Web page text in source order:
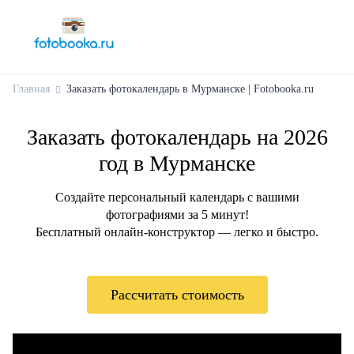
Главная Заказать фотокалендарь в Мурманске | Fotobooka.ru
Заказать фотокалендарь на 2026
год в Мурманске
Создайте персональный календарь с вашими
фотографиями за 5 минут!
Бесплатный онлайн-конструктор — легко и быстро.
Рассчитать стоимость